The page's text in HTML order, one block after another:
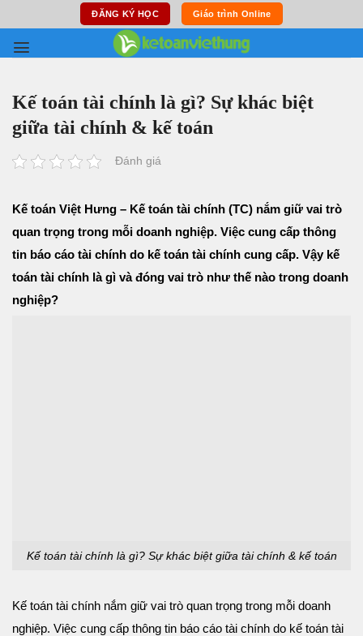
content
ĐĂNG KÝ HỌC Giáo trình Online
Kế toán tài chính là gì? Sự khác biệt
giữa tài chính & kế toán
Đánh giá
Kế toán Việt Hưng – Kế toán tài chính (TC) nắm giữ vai trò
quan trọng trong mỗi doanh nghiệp. Việc cung cấp thông
tin báo cáo tài chính do kế toán tài chính cung cấp. Vậy kế
toán tài chính là gì và đóng vai trò như thế nào trong doanh
nghiệp?
Kế toán tài chính là gì? Sự khác biệt giữa tài chính & kế toán
Kế toán tài chính nắm giữ vai trò quan trọng trong mỗi doanh
nghiệp. Việc cung cấp thông tin báo cáo tài chính do kế toán tài